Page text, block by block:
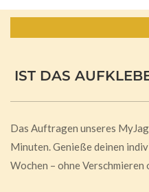
IST DAS
Das Auftragen unseres
Minuten. Genieße deinen
Wochen – ohne Verschmieren